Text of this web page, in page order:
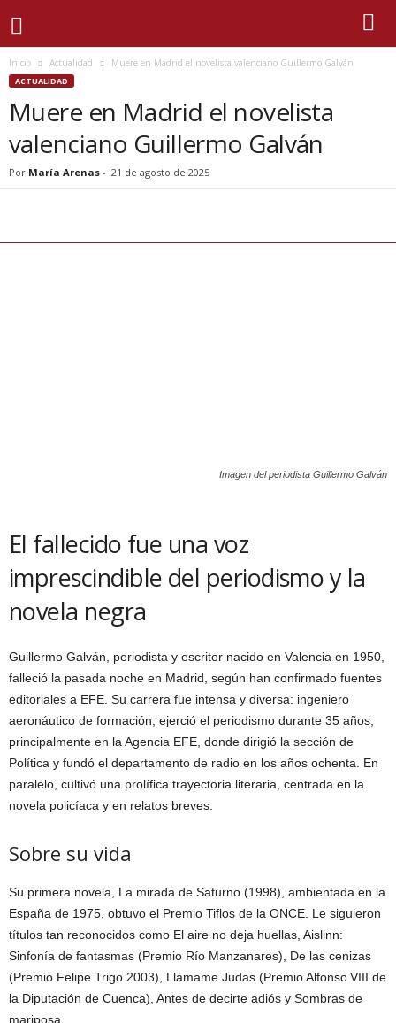
Inicio Actualidad Muere en Madrid el novelista valenciano Guillermo Galván
ACTUALIDAD
Muere en Madrid el novelista
valenciano Guillermo Galván
Por María Arenas - 21 de agosto de 2025
Imagen del periodista Guillermo Galván
El fallecido fue una voz
imprescindible del periodismo y la
novela negra
Guillermo Galván, periodista y escritor nacido en Valencia en 1950,
falleció la pasada noche en Madrid, según han confirmado fuentes
editoriales a EFE. Su carrera fue intensa y diversa: ingeniero
aeronáutico de formación, ejerció el periodismo durante 35 años,
principalmente en la Agencia EFE, donde dirigió la sección de
Política y fundó el departamento de radio en los años ochenta. En
paralelo, cultivó una prolífica trayectoria literaria, centrada en la
novela policíaca y en relatos breves.
Sobre su vida
Su primera novela, La mirada de Saturno (1998), ambientada en la
España de 1975, obtuvo el Premio Tiflos de la ONCE. Le siguieron
títulos tan reconocidos como El aire no deja huellas, Aislinn:
Sinfonía de fantasmas (Premio Río Manzanares), De las cenizas
(Premio Felipe Trigo 2003), Llámame Judas (Premio Alfonso VIII de
la Diputación de Cuenca), Antes de decirte adiós y Sombras de
mariposa.